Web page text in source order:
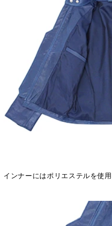
インナーにはポリエステルを使用